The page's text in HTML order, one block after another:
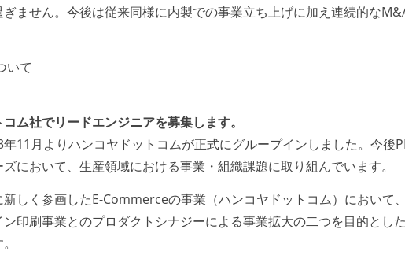
ません。今後は従来同様に内製での事業立ち上げに加え連続的な
いて
ム社でリードエンジニアを募集します。
11月よりハンコヤドットコムが正式にグループインしました。今後
において、生産領域における事業・組織課題に取り組んでいます。
しく参画したE-Commerceの事業（ハンコヤドットコム）において
印刷事業とのプロダクトシナジーによる事業拡大の二つを目的とし